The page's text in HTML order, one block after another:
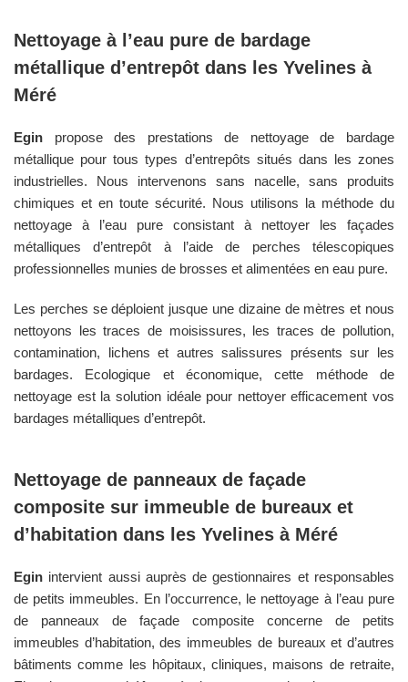
Nettoyage à l’eau pure de bardage
métallique d’entrepôt dans les Yvelines à
Méré
Egin propose des prestations de nettoyage de bardage
métallique pour tous types d’entrepôts situés dans les zones
industrielles. Nous intervenons sans nacelle, sans produits
chimiques et en toute sécurité. Nous utilisons la méthode du
nettoyage à l’eau pure consistant à nettoyer les façades
métalliques d’entrepôt à l’aide de perches télescopiques
professionnelles munies de brosses et alimentées en eau pure.
Les perches se déploient jusque une dizaine de mètres et nous
nettoyons les traces de moisissures, les traces de pollution,
contamination, lichens et autres salissures présents sur les
bardages. Ecologique et économique, cette méthode de
nettoyage est la solution idéale pour nettoyer efficacement vos
bardages métalliques d’entrepôt.
Nettoyage de panneaux de façade
composite sur immeuble de bureaux et
d’habitation dans les Yvelines à Méré
Egin intervient aussi auprès de gestionnaires et responsables
de petits immeubles. En l’occurrence, le nettoyage à l’eau pure
de panneaux de façade composite concerne de petits
immeubles d’habitation, des immeubles de bureaux et d’autres
bâtiments comme les hôpitaux, cliniques, maisons de retraite,